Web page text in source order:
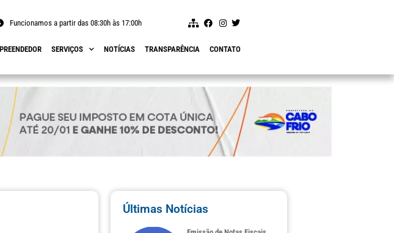
Funcionamos a partir das 08:30h às 17:00h
SERVIÇOS NOTÍCIAS TRANSPARÊNCIA CONTATO
Últimas Notícias